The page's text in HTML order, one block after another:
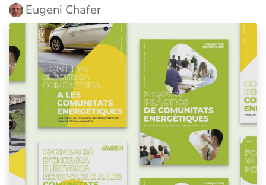
Eugeni Chafer